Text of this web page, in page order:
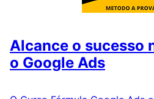
Alcance o sucesso
o Google Ads